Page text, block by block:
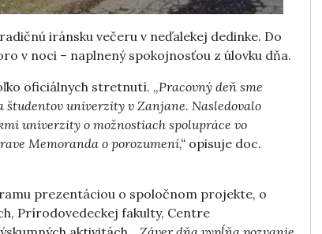
iránsku večeru v neďalekej dedinke. Do
v noci – naplnený spokojnosťou z úlovku dňa.
oficiálnych stretnutí. „Pracovný deň sme
študentov univerzity v Zanjane. Nasledovalo
univerzity o možnostiach spolupráce vo
Memoranda o porozumení,“ opisuje doc.
prezentáciou o spoločnom projekte, o
Prírodovedeckej fakulty, Centre